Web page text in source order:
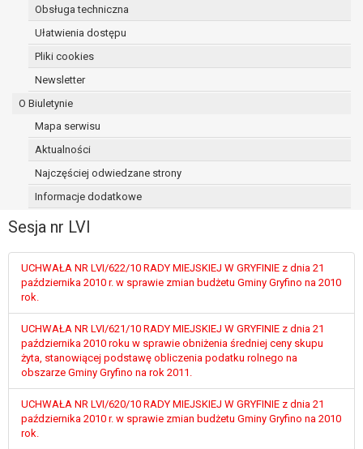
Obsługa techniczna
Ułatwienia dostępu
Pliki cookies
Newsletter
O Biuletynie
Mapa serwisu
Aktualności
Najczęściej odwiedzane strony
Informacje dodatkowe
Sesja nr LVI
UCHWAŁA NR LVI/622/10 RADY MIEJSKIEJ W GRYFINIE z dnia 21
października 2010 r. w sprawie zmian budżetu Gminy Gryfino na 2010
rok.
UCHWAŁA NR LVI/621/10 RADY MIEJSKIEJ W GRYFINIE z dnia 21
października 2010 roku w sprawie obniżenia średniej ceny skupu
żyta, stanowiącej podstawę obliczenia podatku rolnego na
obszarze Gminy Gryfino na rok 2011.
UCHWAŁA NR LVI/620/10 RADY MIEJSKIEJ W GRYFINIE z dnia 21
października 2010 r. w sprawie zmian budżetu Gminy Gryfino na 2010
rok.
osoba, której dane dotyczą, wniosła
sprzeciw wobec przetwarzania
danych - do czasu ustalenia czy
prawnie uzasadnione podstawy po
podstawie art. 20 RODO, w przypadku gdy
przetwarzanie danych odbywa się na
której dane dotyczą lub na podstawie
zautomatyzowany;
prawo sprzeciwu wobec przetwarzania
przetwarzania danych osobowych, którego
podstawą prawną jest:
niezbędność przetwarzania do
wykonania zadania realizowanego w
interesie publicznym lub w ramach
sprawowania władzy publicznej
powierzonej administratorowi bądź